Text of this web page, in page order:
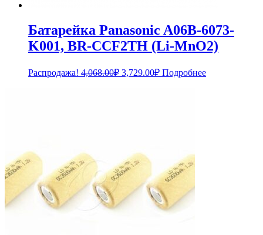
Батарейка Panasonic A06B-6073-
K001, BR-CCF2TH (Li-MnO2)
Распродажа! 4,068.00₽ Первоначальная
3,729.00₽Текущая
цена:
Подробнее